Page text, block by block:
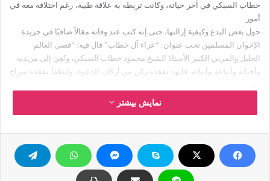
خطاب السبكي في آخر حياته، وكانت تربطه به علاقة طيبة، رغم اختلافه معه في
أمور
حول بعض البدع وكيفية إزالتها، حتى إنه كتب عند وفاته مقالاً ضافيًا في جريدة
الإخوان المسلمين تحت عنوان: “عزاء آل خطاب” قال فيه: “قضى العالم
الجليل والمربي الكبير الأستاذ الشيخ محمود خطاب السبكي، ونُعِيَ إلى مريديه
وأحبائه وأتباعه وأبنائه، فانهد بفقده ركن من أركان الدعوة، وانطفأ بفقده سراج
فلقد شغل الشيخ رحمه الله أوقاته مجدًا في
دعوته، سائرًا إلى غايته، لا يسأم ولا يمل، مهما أوذي في سبيلها أو وقفت في
نمایش بیشتر